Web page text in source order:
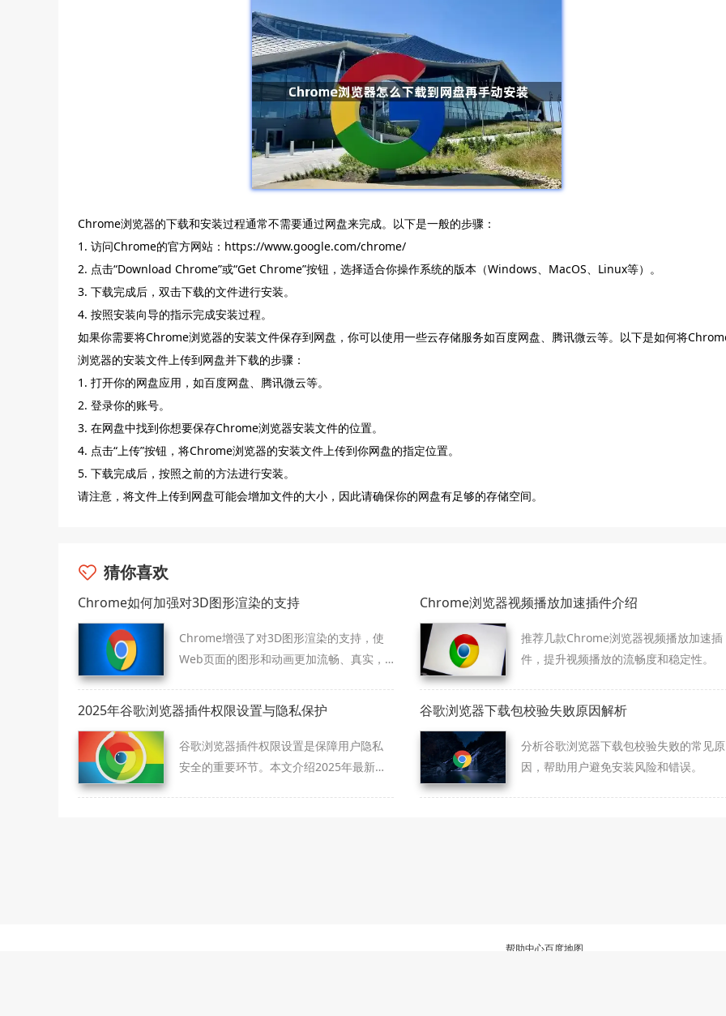
Chrome浏览器的下载和安装过程通常不需要通过网盘来完成。以下是一般的步骤：
1. 访问Chrome的官方网站：https://www.google.com/chrome/
2. 点击“Download Chrome”或“Get Chrome”按钮，选择适合你操作系统的版本（Windows、MacOS、Linux等）。
3. 下载完成后，双击下载的文件进行安装。
4. 按照安装向导的指示完成安装过程。
如果你需要将Chrome浏览器的安装文件保存到网盘，你可以使用一些云存储服务如百度网盘、腾讯微云等。以下是如何将
浏览器的安装文件上传到网盘并下载的步骤：
1. 打开你的网盘应用，如百度网盘、腾讯微云等。
2. 登录你的账号。
3. 在网盘中找到你想要保存Chrome浏览器安装文件的位置。
4. 点击“上传”按钮，将Chrome浏览器的安装文件上传到你网盘的指定位置。
5. 下载完成后，按照之前的方法进行安装。
请注意，将文件上传到网盘可能会增加文件的大小，因此请确保你的网盘有足够的存储空间。
猜你喜欢
Chrome如何加强对3D图形渲染的支持
Chrome增强了对3D图形渲染的支持，使
Web页面的图形和动画更加流畅、真实，
户的互动体验。
Chrome浏览器视频播放加速插件介绍
推荐几款Chrome浏览器视频播放加速插
件，提升视频播放的流畅度和稳定性。
2025年谷歌浏览器插件权限设置与隐私保护
谷歌浏览器插件权限设置是保障用户隐私
安全的重要环节。本文介绍2025年最新权
谷歌浏览器下载包校验失败原因解析
分析谷歌浏览器下载包校验失败的常见原
因，帮助用户避免安装风险和错误。
帮助中心百度地图